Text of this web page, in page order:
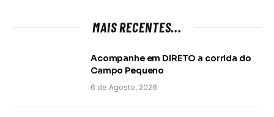
MAIS RECENTES...
Acompanhe em DIRETO a corrida do
Campo Pequeno
6 de Agosto, 2026